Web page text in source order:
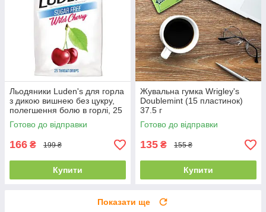
Льодяники Luden's для горла
з дикою вишнею без цукру,
полегшення болю в горлі, 25
штук
Готово до відправки
166 ₴ 199 ₴
Купити
Жувальна гумка Wrigley's
Doublemint (15 пластинок)
37.5 г
Готово до відправки
135 ₴ 155 ₴
Купити
Показати ще